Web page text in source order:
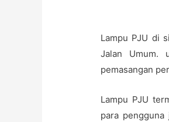
Lampu PJU di
Jalan Umum.
pemasangan
Lampu PJU
para